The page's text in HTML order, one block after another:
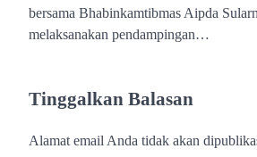
bersama Bhabinkamtibmas Aipda
melaksanakan pendampingan…
Tinggalkan Balasan
Alamat email Anda tidak akan